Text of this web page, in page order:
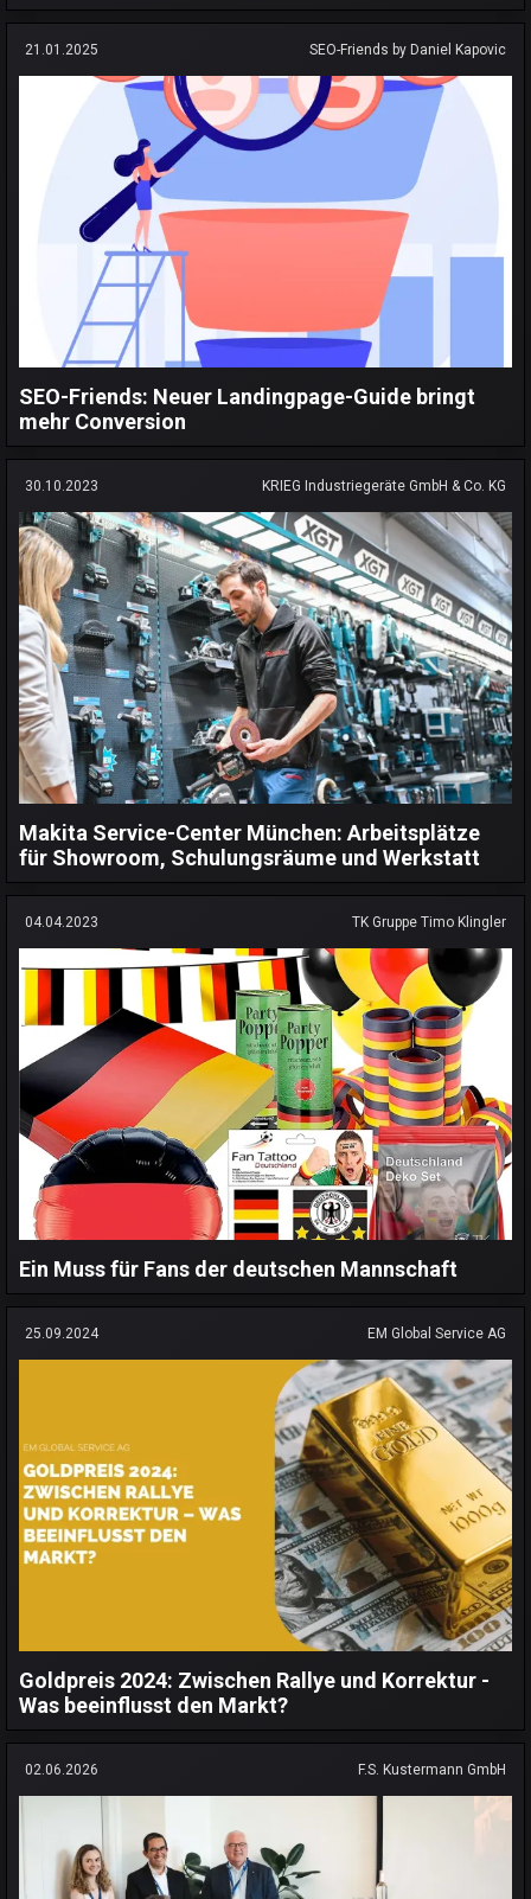
21.01.2025 SEO-Friends by Daniel Kapovic
SEO-Friends: Neuer Landingpage-Guide bringt
mehr Conversion
30.10.2023 KRIEG Industriegeräte GmbH & Co. KG
Makita Service-Center München: Arbeitsplätze
für Showroom, Schulungsräume und Werkstatt
04.04.2023 TK Gruppe Timo Klingler
Ein Muss für Fans der deutschen Mannschaft
25.09.2024 EM Global Service AG
Goldpreis 2024: Zwischen Rallye und Korrektur -
Was beeinflusst den Markt?
02.06.2026 F.S. Kustermann GmbH